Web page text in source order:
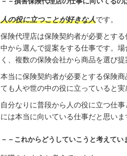
人の役に立つことが好きな人です。
保険代理店は保険契約者が必要とす
中から選んで提案をする仕事です。
く、複数の保険会社から商品を選び提
本当に保険契約者が必要とする保険
ても人や世の中の役に立っていると実
自分なりに普段から人の役に立つ仕
には本当に向いている仕事だと思いま
－－これからどうしていこうと考えてい